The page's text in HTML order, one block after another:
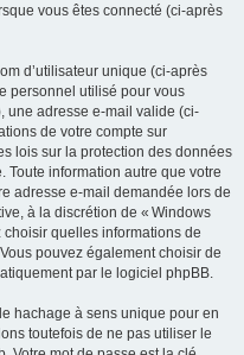
vous êtes connecté (ci-après
d’utilisateur unique (ci-après
personnel utilisé pour vous
une adresse e-mail valide (ci-
de votre compte sur
lois sur la protection des données
information autre que votre
adresse e-mail demandée lors de
à la discrétion de « Windows
choisir quelles informations de
pouvez également choisir de
par le logiciel phpBB.
hachage à sens unique pour en
toutefois de ne pas utiliser le